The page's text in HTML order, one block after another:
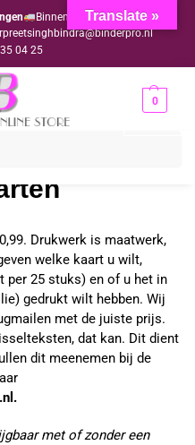
Binnen 1-3 dagen geleverd
04 25
0
Drukwerk is maatwerk,
welke kaart u wilt,
per 25 stuks) en of u het in
gedrukt wilt hebben. Wij
met de juiste prijs.
dat kan. Dit dient
dit meenemen bij de
met of zonder een
Translate »